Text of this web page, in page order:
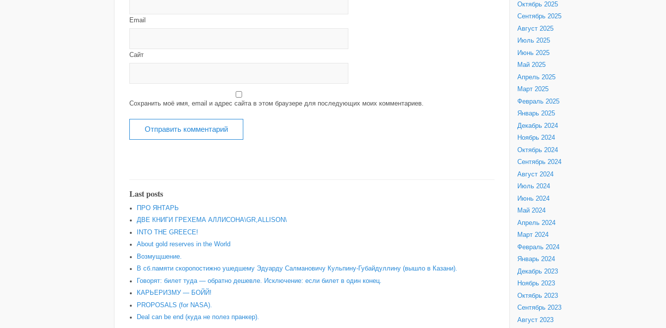
Email
Сайт
Сохранить моё имя, email и адрес сайта в этом браузере для последующих моих комментариев.
Last posts
ПРО ЯНТАРЬ
ДВЕ КНИГИ ГРЕХЕМА АЛЛИСОНА\GR,ALLISON\
INTO THE GREECE!
About gold reserves in the World
Возмущшение.
В сб.памяти скоропостижно ушедшему Эдуарду Салмановичу Кульпину-Губайдуллину (вышло в Казани).
Говорят: билет туда — обратно дешевле. Исключение: если билет в один конец.
КАРЬЕРИЗМУ — БОЙЙ!
PROPOSALS (for NASA).
Deal can be end (куда не полез пранкер).
Октябрь 2025
Сентябрь 2025
Август 2025
Июль 2025
Июнь 2025
Май 2025
Апрель 2025
Март 2025
Февраль 2025
Январь 2025
Декабрь 2024
Ноябрь 2024
Октябрь 2024
Сентябрь 2024
Август 2024
Июль 2024
Июнь 2024
Май 2024
Апрель 2024
Март 2024
Февраль 2024
Январь 2024
Декабрь 2023
Ноябрь 2023
Октябрь 2023
Сентябрь 2023
Август 2023